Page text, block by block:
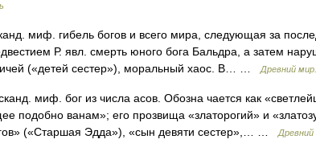
гибель богов и всего мира, следующая за
Р. явл. смерть юного бога Бальдра, а затем
(«детей сестер»), моральный хаос. В… …
Древний
миф. бог из числа асов. Обозна чается как
подобно ванам»; его прозвища «златорогий» и
(«Старшая Эдда»), «сын девяти сестер»,… …
Древний